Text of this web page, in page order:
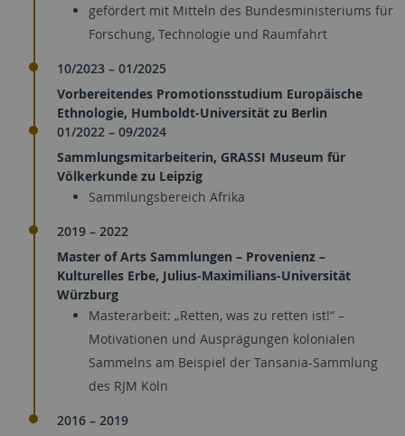
gefördert mit Mitteln des Bundesministeriums für
Forschung, Technologie und Raumfahrt
10/2023 – 01/2025
Vorbereitendes Promotionsstudium Europäische
Ethnologie, Humboldt-Universität zu Berlin
01/2022 – 09/2024
Sammlungsmitarbeiterin, GRASSI Museum für
Völkerkunde zu Leipzig
Sammlungsbereich Afrika
2019 – 2022
Master of Arts Sammlungen – Provenienz –
Kulturelles Erbe, Julius-Maximilians-Universität
Würzburg
Masterarbeit: „Retten, was zu retten ist!“ –
Motivationen und Ausprägungen kolonialen
Sammelns am Beispiel der Tansania-Sammlung
des RJM Köln
2016 – 2019